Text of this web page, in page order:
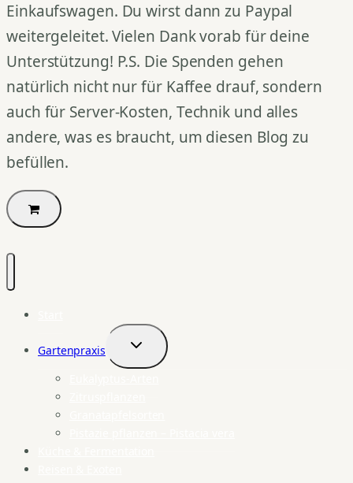
Einkaufswagen. Du wirst dann zu Paypal
weitergeleitet. Vielen Dank vorab für deine
Unterstützung! P.S. Die Spenden gehen
natürlich nicht nur für Kaffee drauf, sondern
auch für Server-Kosten, Technik und alles
andere, was es braucht, um diesen Blog zu
befüllen.
Gartenpraxis
Untermenü
umschalten